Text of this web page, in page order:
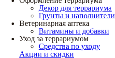
Декор для террариума
Грунты и наполнители
Ветеринарная аптека
Витамины и добавки
Уход за террариумом
Средства по уходу
Акции и скидки